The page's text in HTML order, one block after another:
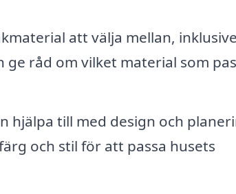
att välja mellan, inklusive
råd om vilket material som
hjälpa till med design och
och stil för att passa husets